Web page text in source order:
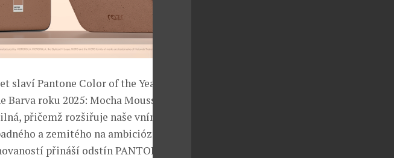
Pantone Color of the Year, které
roku 2025: Mocha Mousse je
přičemž rozšiřuje naše vnímání
a zemitého na ambiciózní a
přináší odstín PANTONE 17-